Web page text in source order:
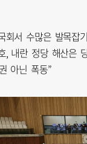
회서 수많은 발목잡
, 내란 정당 해산은
아닌 폭동”